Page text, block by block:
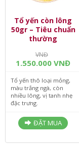
Tổ yến còn lông
50gr – Tiêu chuẩn
thường
VNĐ
1.550.000 VNĐ
Tổ yến thô loại mỏng,
màu trắng ngà, còn
nhiều lông, vị tanh nhẹ
đặc trưng.
ĐẶT MUA